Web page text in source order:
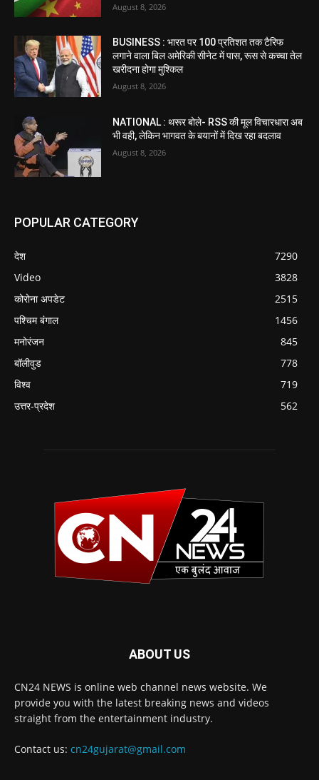
August 8, 2026
BUSINESS : भारत पर 100 प्रतिशत तक टैरिफ
लगाने वाला बिल अमेरिकी सीनेट में पास, रूस से कच्चा तेल
खरीदना होगा मुश्किल
August 8, 2026
NATIONAL : थरूर बोले- RSS की मूल विचारधारा अब
भी वही, लेकिन भागवत के बयानों में दिख रहा बदलाव
August 8, 2026
POPULAR CATEGORY
देश
7290
Video
3828
कोरोना अपडेट
2515
पश्चिम बंगाल
1456
मनोरंजन
845
बॉलीवुड
778
विश्व
719
उत्तर-प्रदेश
562
ABOUT US
CN24 NEWS is online web channel news website. We
provide you with the latest breaking news and videos
straight from the entertainment industry.
Contact us: cn24gujarat@gmail.com